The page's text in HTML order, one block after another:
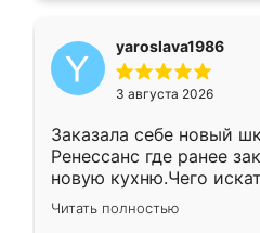
yaroslava1986
3 августа 2026
Заказала себе новый
Ренессанс где ранее
новую кухню.Чего
вполне довольна.
два года, нареканий нет.
Читать полностью